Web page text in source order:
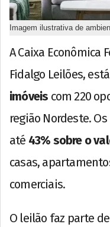
Imagem ilustrativa de
A Caixa Econômica
Fidalgo Leilões,
imóveis com 220
região Nordeste.
até 43% sobre o
casas,
comerciais.
O leilão faz parte